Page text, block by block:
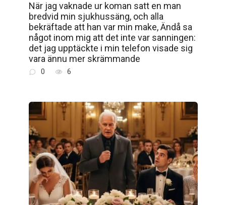
När jag vaknade ur koman satt en man
bredvid min sjukhussäng, och alla
bekräftade att han var min make, Ändå sa
något inom mig att det inte var sanningen:
det jag upptäckte i min telefon visade sig
vara ännu mer skrämmande
0 6